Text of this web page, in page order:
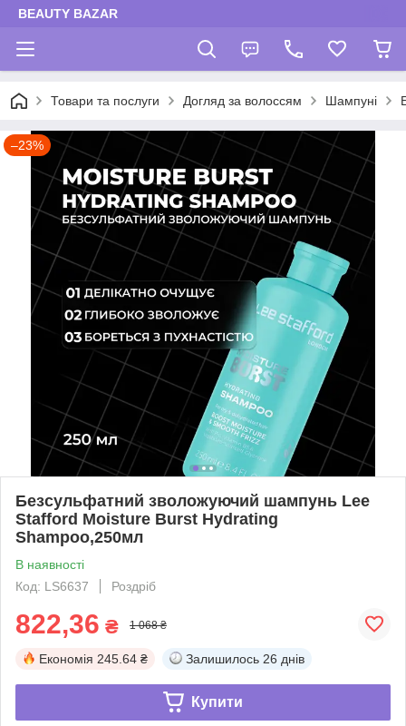
BEAUTY BAZAR
Товари та послуги Догляд за волоссям Шампуні
–23%
Безсульфатний зволожуючий шампунь Lee
Stafford Moisture Burst Hydrating
Shampoo,250мл
В наявності
Код: LS6637
Роздріб
822,36 ₴ 1 068 ₴
Економія 245.64 ₴ Залишилось 26 днів
Купити